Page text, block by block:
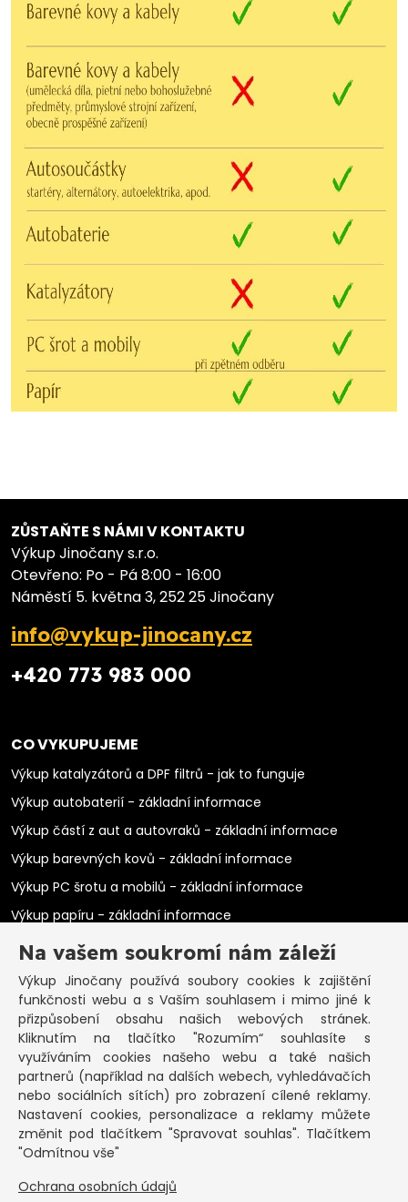
ZŮSTAŇTE S NÁMI V KONTAKTU
Výkup Jinočany s.r.o.
Otevřeno: Po - Pá 8:00 - 16:00
Náměstí 5. května 3, 252 25 Jinočany
info@vykup-jinocany.cz
+420 773 983 000
CO VYKUPUJEME
Výkup katalyzátorů a DPF filtrů - jak to funguje
Výkup autobaterií - základní informace
Výkup částí z aut a autovraků - základní informace
Výkup barevných kovů - základní informace
Výkup PC šrotu a mobilů - základní informace
Výkup papíru - základní informace
Výkup elektromotorů - základní informace
PRAKTICKÉ INFORMACE
Pozastavená živnost
Co vykoupíme na občanku?
Podmínky výkupu
Formuláře ke stažení
SEPNO - návod
Ochrana osobních údajů a informace cookies
KONTAKT
Na vašem soukromí nám záleží
Výkup Jinočany používá soubory cookies k zajištění
funkčnosti webu a s Vaším souhlasem i mimo jiné k
přizpůsobení obsahu našich webových stránek.
Kliknutím na tlačítko "Rozumím“ souhlasíte s
využíváním cookies našeho webu a také našich
partnerů (například na dalších webech, vyhledávačích
nebo sociálních sítích) pro zobrazení cílené reklamy.
Nastavení cookies, personalizace a reklamy můžete
změnit pod tlačítkem "Spravovat souhlas". Tlačítkem
"Odmítnou vše"
Ochrana osobních údajů